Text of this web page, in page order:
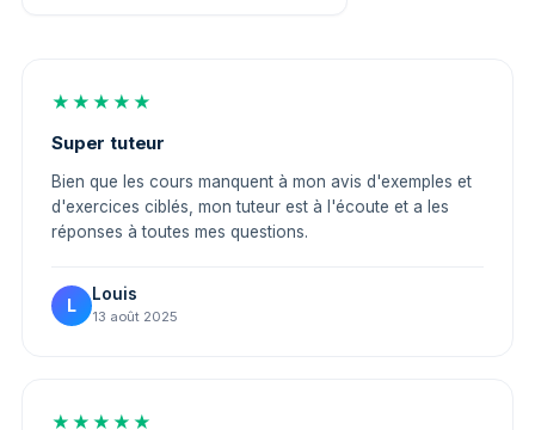
★★★★★
Super tuteur
Bien que les cours manquent à mon avis d'exemples et
d'exercices ciblés, mon tuteur est à l'écoute et a les
réponses à toutes mes questions.
L
Louis
13 août 2025
★★★★★